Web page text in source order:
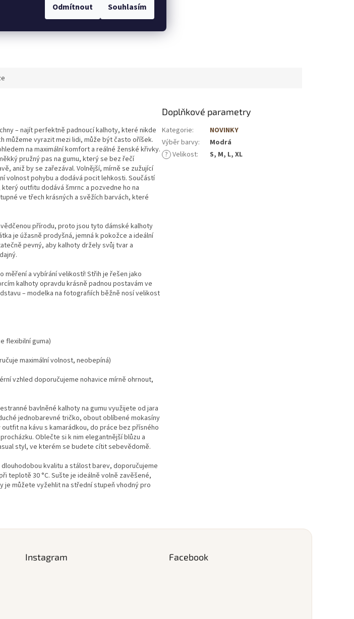
Odmítnout Souhlasím
– najít perfektně padnoucí kalhoty, které nikde
můžeme vyrazit mezi lidi, může být často oříšek.
na maximální komfort a reálné ženské křivky.
pružný pas na gumu, který se bez řečí
aniž by se zařezával. Volnější, mírně se zužující
volnost pohybu a dodává pocit lehkosti. Součástí
outfitu dodává šmrnc a pozvedne ho na
ve třech krásných a svěžích barvách, které
přírodu, proto jsou tyto dámské kalhoty
je úžasně prodyšná, jemná k pokožce a ideální
pevný, aby kalhoty držely svůj tvar a
měření a vybírání velikostí! Střih je řešen jako
kalhoty opravdu krásně padnou postavám ve
– modelka na fotografiích běžně nosí velikost
flexibilní guma)
maximální volnost, neobepíná)
vzhled doporučujeme nohavice mírně ohrnout,
bavlněné kalhoty na gumu využijete od jara
jednobarevné tričko, obout oblíbené mokasíny
na kávu s kamarádkou, do práce bez přísného
Oblečte si k nim elegantnější blůzu a
styl, ve kterém se budete cítit sebevědomě.
dlouhodobou kvalitu a stálost barev, doporučujeme
teplotě 30 °C. Sušte je ideálně volně zavěšené,
je můžete vyžehlit na střední stupeň vhodný pro
Doplňkové parametry
Kategorie:
NOVINKY
Výběr barvy:
Modrá
? Velikost: S, M, L, XL
Instagram Facebook